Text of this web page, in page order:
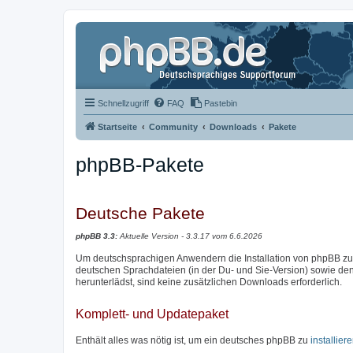
Schnellzugriff FAQ Pastebin
Startseite Community Downloads Pakete
phpBB-Pakete
Deutsche Pakete
phpBB 3.3: Aktuelle Version - 3.3.17 vom 6.6.2026
Um deutschsprachigen Anwendern die Installation von phpBB
deutschen Sprachdateien (in der Du- und Sie-Version) sowie
herunterlädst, sind keine zusätzlichen Downloads erforderlich.
Komplett- und Updatepaket
Enthält alles was nötig ist, um ein deutsches phpBB zu